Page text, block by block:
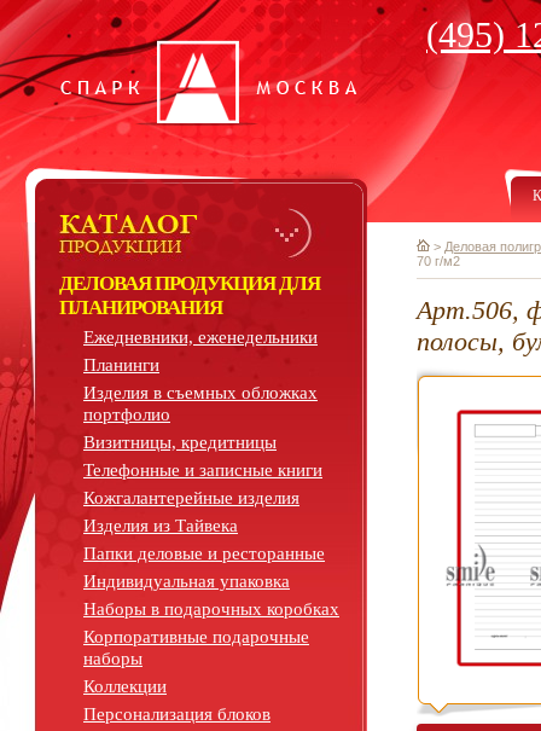
(495)
ДЕЛОВАЯ ПРОДУКЦИЯ ДЛЯ
ПЛАНИРОВАНИЯ
Ежедневники, еженедельники
Планинги
Изделия в съемных обложках
портфолио
Визитницы, кредитницы
Телефонные и записные книги
Кожгалантерейные изделия
Изделия из Тайвека
Папки деловые и ресторанные
Индивидуальная упаковка
Наборы в подарочных коробках
Корпоративные подарочные
наборы
Коллекции
Персонализация блоков
> Деловая
70 г/м2
Арт.506,
полосы,